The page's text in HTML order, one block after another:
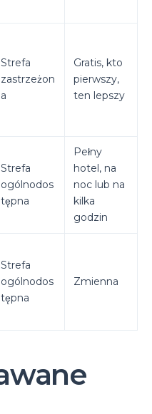
Strefa
zastrzeżon
a
Gratis, kto
pierwszy,
ten lepszy
Strefa
ogólnodos
tępna
Pełny
hotel, na
noc lub na
kilka
godzin
Strefa
ogólnodos
tępna
Zmienna